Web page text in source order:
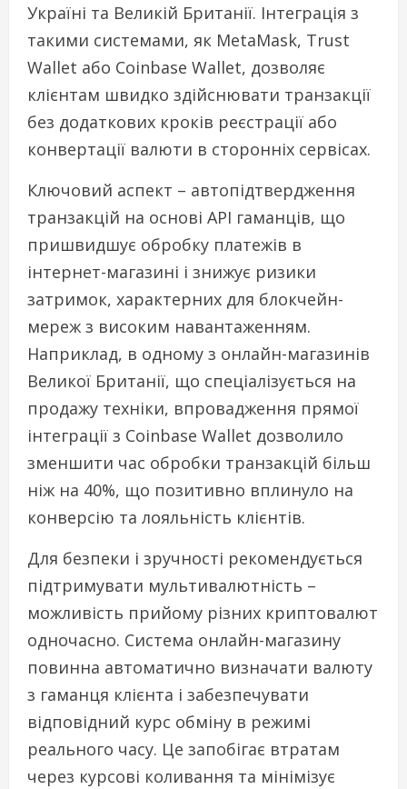
Україні та Великій Британії. Інтеграція з
такими системами, як MetaMask, Trust
Wallet або Coinbase Wallet, дозволяє
клієнтам швидко здійснювати транзакції
без додаткових кроків реєстрації або
конвертації валюти в сторонніх сервісах.
Ключовий аспект – автопідтвердження
транзакцій на основі API гаманців, що
пришвидшує обробку платежів в
інтернет-магазині і знижує ризики
затримок, характерних для блокчейн-
мереж з високим навантаженням.
Наприклад, в одному з онлайн-магазинів
Великої Британії, що спеціалізується на
продажу техніки, впровадження прямої
інтеграції з Coinbase Wallet дозволило
зменшити час обробки транзакцій більш
ніж на 40%, що позитивно вплинуло на
конверсію та лояльність клієнтів.
Для безпеки і зручності рекомендується
підтримувати мультивалютність –
можливість прийому різних криптовалют
одночасно. Система онлайн-магазину
повинна автоматично визначати валюту
з гаманця клієнта і забезпечувати
відповідний курс обміну в режимі
реального часу. Це запобігає втратам
через курсові коливання та мінімізує